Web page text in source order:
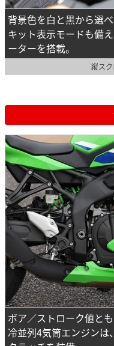
背景色を白と黒から選
キット表示モードも備
ーターを搭載。
縦ス
ボア／ストローク値と
冷並列4気筒エンジンは